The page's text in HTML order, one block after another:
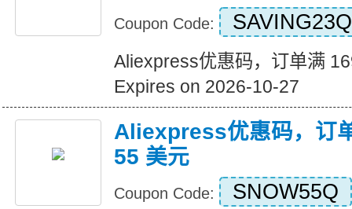
Coupon Code: SAVING23Q
Aliexpress优惠码，订单满
Expires on 2026-10-27
Aliexpress优惠码，订
55 美元
Coupon Code: SNOW55Q